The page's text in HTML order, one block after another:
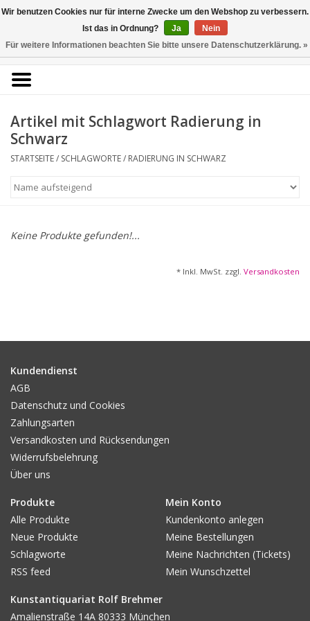
0 Artikel - €0,00
Kunstantiquariat
Rolf Brehmer
Portal für Grafik aus 5
Fotografie
Varia & Rara
Kunst-Doku
Artikel mit Schlagwort Radierung in
Schwarz
STARTSEITE/ SCHLAGWORTE/ RADIERUNG IN SCHWARZ
Keine Produkte gefunden!...
* Inkl. MwSt. zzgl. Versandkosten
Kundendienst
AGB
Datenschutz und Cookies
Zahlungsarten
Versandkosten und Rücksendungen
Widerrufsbelehrung
Über uns
Produkte
Alle Produkte
Neue Produkte
Schlagworte
RSS feed
Mein Konto
Kundenkonto anlegen
Meine Bestellungen
Meine Nachrichten (Tickets)
Mein Wunschzettel
Kunstantiquariat Rolf Brehmer
Amalienstraße 14A 80333 München
Wir benutzen Cookies nur für interne Zwecke um den Webshop zu verbessern.
Ist das in Ordnung?
Ja
Nein
Für weitere Informationen beachten Sie bitte unsere Datenschutzerklärung. »